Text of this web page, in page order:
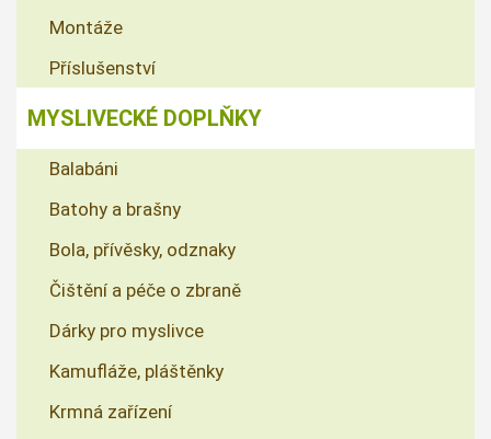
Montáže
Příslušenství
MYSLIVECKÉ DOPLŇKY
Balabáni
Batohy a brašny
Bola, přívěsky, odznaky
Čištění a péče o zbraně
Dárky pro myslivce
Kamufláže, pláštěnky
Krmná zařízení